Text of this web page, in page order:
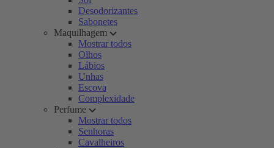
Desodorizantes
Sabonetes
Maquilhagem
Mostrar todos
Olhos
Lábios
Unhas
Escova
Complexidade
Perfume
Mostrar todos
Senhoras
Cavalheiros